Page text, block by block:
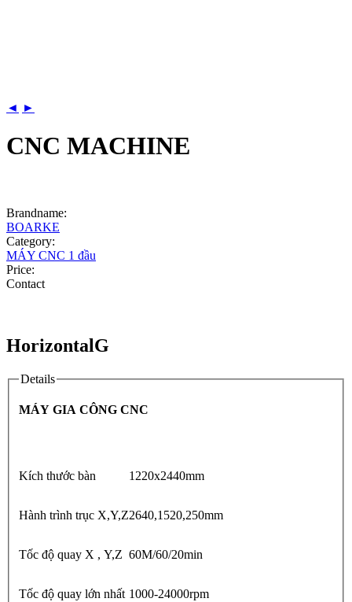
◄ ►
CNC MACHINE
Brandname:
BOARKE
Category:
MÁY CNC 1 đầu
Price:
Contact
HorizontalG
Details
MÁY GIA CÔNG CNC
Kích thước bàn 1220x2440mm
Hành trình trục X,Y,Z2640,1520,250mm
Tốc độ quay X , Y,Z 60M/60/20min
Tốc độ quay lớn nhất 1000-24000rpm